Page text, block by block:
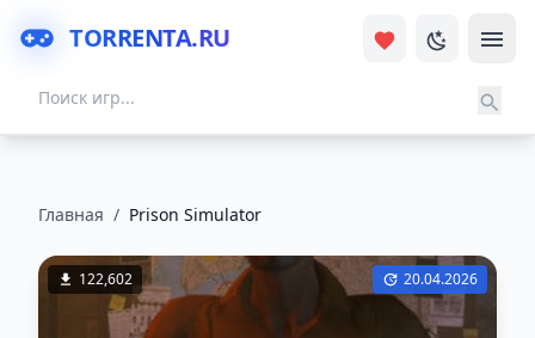
TORRENTA.RU
Главная / Prison Simulator
122,602 20.04.2026